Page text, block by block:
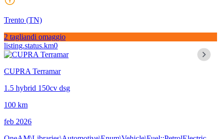
Trento (TN)
2 tagliandi omaggio
listing.status.km0
CUPRA Terramar
1.5 hybrid 150cv dsg
100 km
feb 2026